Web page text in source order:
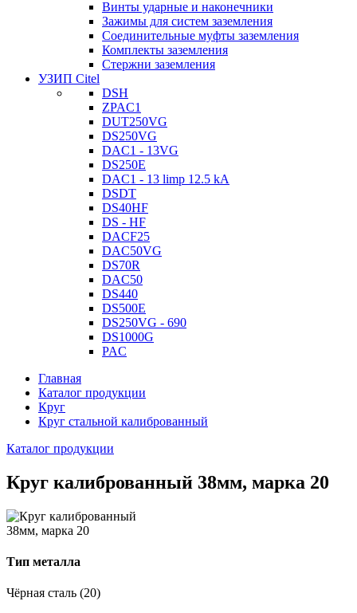
Винты ударные и наконечники
Зажимы для систем заземления
Соединительные муфты заземления
Комплекты заземления
Стержни заземления
УЗИП Citel
DSH
ZPAC1
DUT250VG
DS250VG
DAC1 - 13VG
DS250E
DAC1 - 13 limp 12.5 kA
DSDT
DS40HF
DS - HF
DACF25
DAC50VG
DS70R
DAC50
DS440
DS500E
DS250VG - 690
DS1000G
PAC
Главная
Каталог продукции
Круг
Круг стальной калиброванный
Каталог продукции
Круг калиброванный 38мм, марка 20
Тип металла
Чёрная сталь (20)